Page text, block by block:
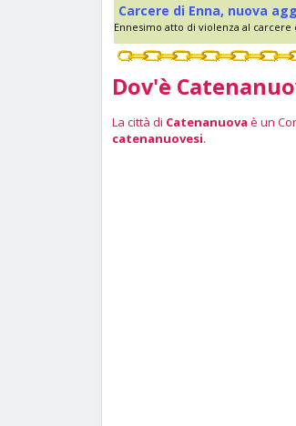
Carcere di Enna, nuova
Ennesimo atto di violenza al carcere
Dov'è
La città di Catenanuova è un
catenanuovesi.